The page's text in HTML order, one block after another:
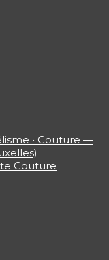
• Couture —
Couture